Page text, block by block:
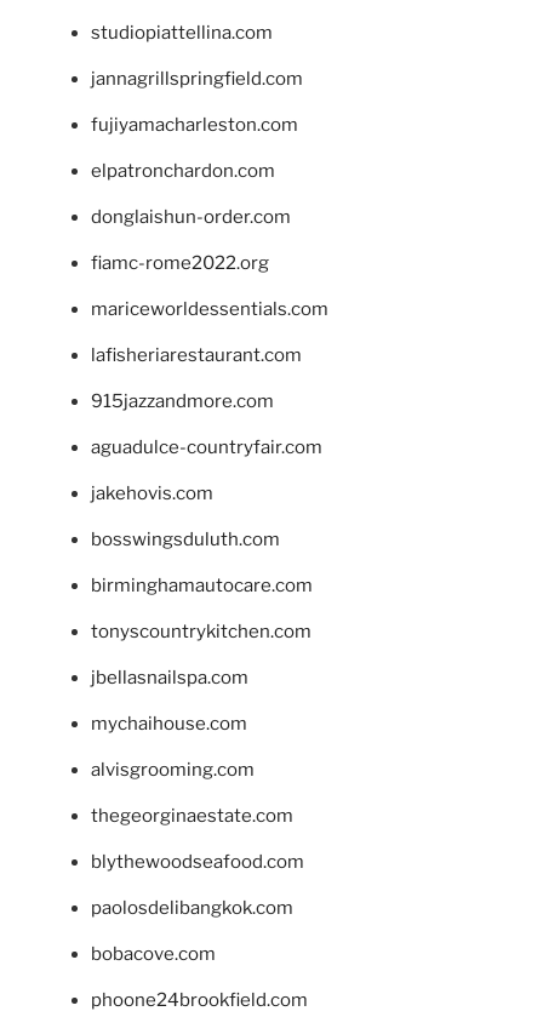
studiopiattellina.com
jannagrillspringfield.com
fujiyamacharleston.com
elpatronchardon.com
donglaishun-order.com
fiamc-rome2022.org
mariceworldessentials.com
lafisheriarestaurant.com
915jazzandmore.com
aguadulce-countryfair.com
jakehovis.com
bosswingsduluth.com
birminghamautocare.com
tonyscountrykitchen.com
jbellasnailspa.com
mychaihouse.com
alvisgrooming.com
thegeorginaestate.com
blythewoodseafood.com
paolosdelibangkok.com
bobacove.com
phoone24brookfield.com